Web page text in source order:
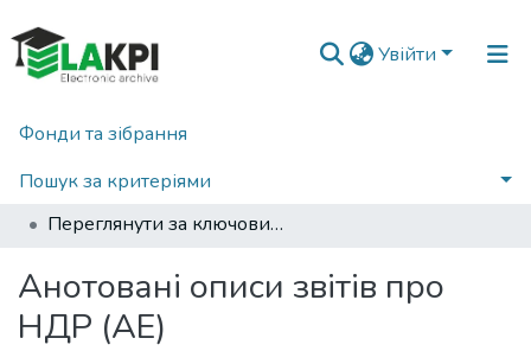
Увійти
Фонди та зібрання
Пошук за критеріями
Головна
Переглянути за ключовими словами
Анотовані описи звітів про
НДР (АЕ)